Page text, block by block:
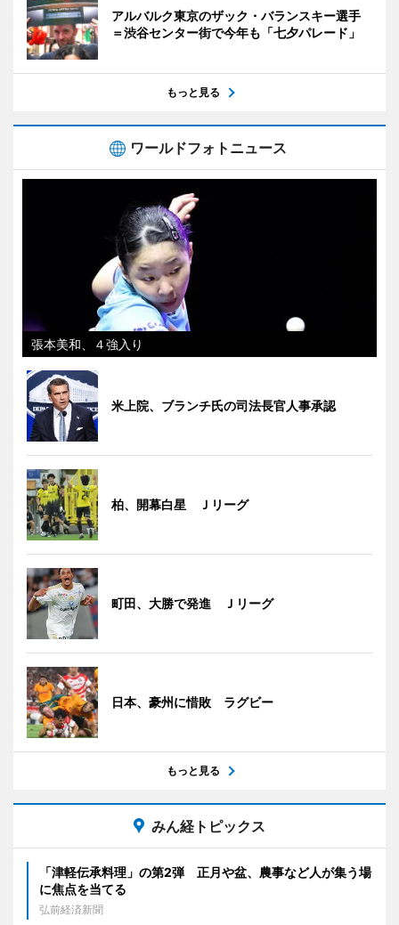
アルバルク東京のザック・バランスキー選手
＝渋谷センター街で今年も「七夕パレード」
もっと見る
ワールドフォトニュース
張本美和、４強入り
米上院、ブランチ氏の司法長官人事承認
柏、開幕白星 Ｊリーグ
町田、大勝で発進 Ｊリーグ
日本、豪州に惜敗 ラグビー
もっと見る
みん経トピックス
「津軽伝承料理」の第2弾 正月や盆、農事など人が集う場
に焦点を当てる
弘前経済新聞